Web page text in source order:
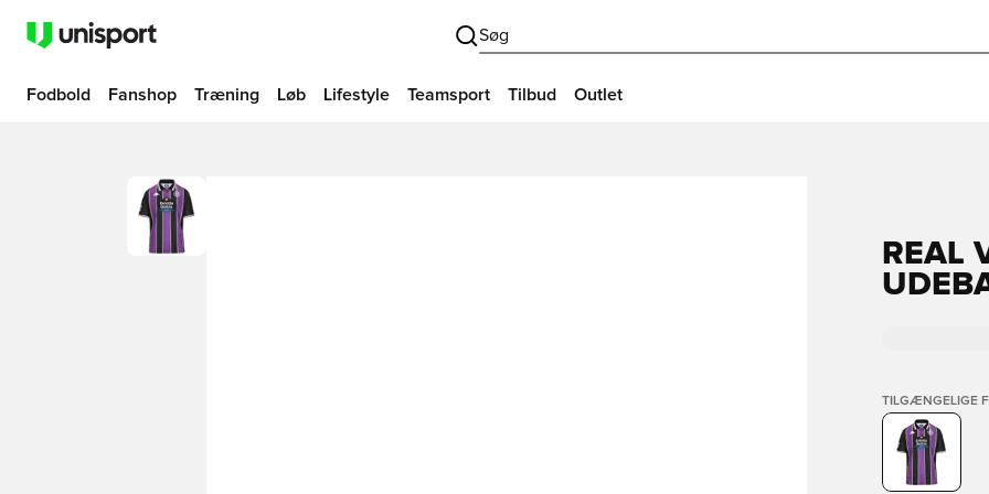
Søg
Fodbold Fanshop Træning Løb Lifestyle Teamsport Tilbud Outlet
REAL
TILGÆNGELIGE